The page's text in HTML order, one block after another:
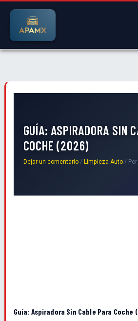
contenido
GUÍA: ASPIRADORA SIN
COCHE (2026)
Dejar un comentario / Limpieza Auto/ Por
Guía: Aspiradora Sin Cable Para Coche